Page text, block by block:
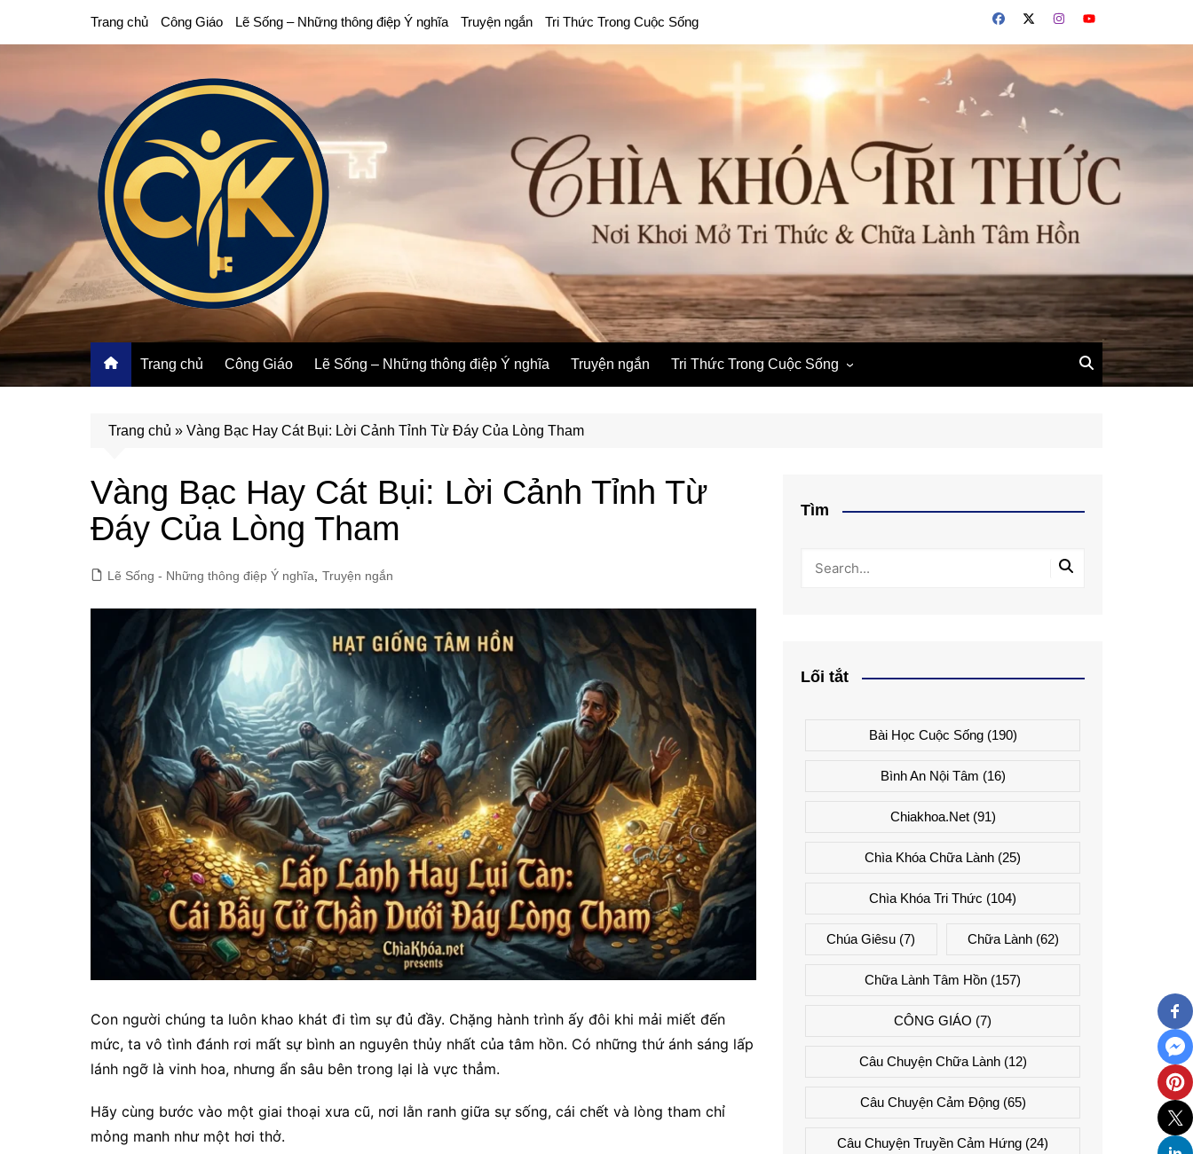
Trang chủ Công Giáo Lẽ Sống – Những thông điệp Ý nghĩa Truyện ngắn Tri Thức Trong Cuộc Sống
Trang chủ Công Giáo Lẽ Sống – Những thông điệp Ý nghĩa Truyện ngắn Tri Thức Trong Cuộc Sống
Trang chủ » Vàng Bạc Hay Cát Bụi: Lời Cảnh Tỉnh Từ Đáy Của Lòng Tham
Vàng Bạc Hay Cát Bụi: Lời Cảnh Tỉnh Từ
Đáy Của Lòng Tham
Lẽ Sống - Những thông điệp Ý nghĩa Truyện ngắn
Con người chúng ta luôn khao khát đi tìm sự đủ đầy. Chặng hành trình ấy đôi khi mải miết đến
mức, ta vô tình đánh rơi mất sự bình an nguyên thủy nhất của tâm hồn. Có những thứ ánh sáng lấp
lánh ngỡ là vinh hoa, nhưng ẩn sâu bên trong lại là vực thẳm.
Hãy cùng bước vào một giai thoại xưa cũ, nơi lằn ranh giữa sự sống, cái chết và lòng tham chỉ
mỏng manh như một hơi thở.
Tìm
Lối tắt
Bài Học Cuộc Sống(190)
Bình An Nội Tâm (16)
Chiakhoa.net(91)
Chìa Khóa Chữa Lành (25)
Chìa Khóa Tri Thức (104)
Chúa Giêsu (7) Chữa Lành(62)
Chữa Lành Tâm Hồn (157)
CÔNG GIÁO (7)
Câu Chuyện Chữa Lành(12)
Câu Chuyện Cảm Động(65)
Câu Chuyện Truyền Cảm Hứng (24)